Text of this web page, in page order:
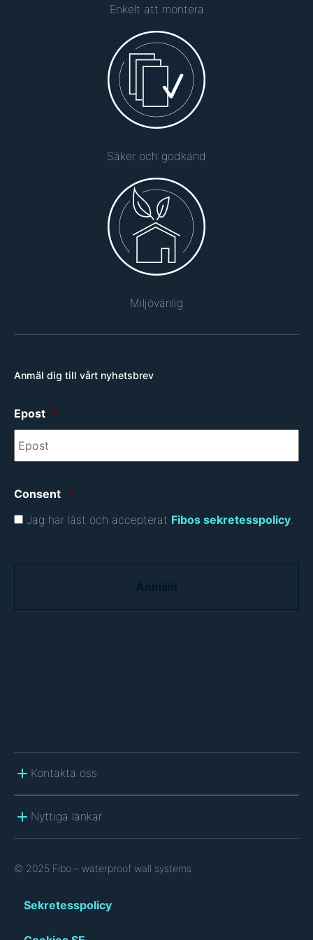
Enkelt att montera
Säker och godkänd
Miljövänlig
Anmäl dig till vårt nyhetsbrev
Epost *
Consent *
Jag har läst och accepterat Fibos sekretesspolicy
Kontakta oss
Nyttiga länkar
© 2025 Fibo – waterproof wall systems
Sekretesspolicy